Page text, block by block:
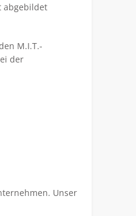
abgebildet
M.I.T.-
der
Unser